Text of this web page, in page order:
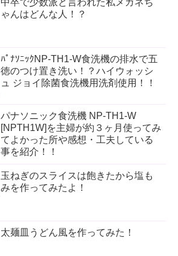
中卒で少数派と言われた私メガネち
ゃんはどんな人！？
ﾊﾟﾅｿﾆｯｸNP-TH1-W食洗機の排水で五
徳のつけ置き洗い！？ハイウォッシ
ュ ジョイ除菌食洗機用洗剤使用！！
パナソニック食洗機 NP-TH1-W
[NPTH1W]を主婦が約３ヶ月使ってみ
てよかった所や感想・工夫している
事を紹介！！
玉ねぎのスライスは飽きたから塩も
みを作ってみたよ！
太麺皿うどん風を作ってみた！